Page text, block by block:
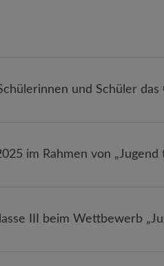
und Schüler das
im Rahmen von
III beim Wettbewerb